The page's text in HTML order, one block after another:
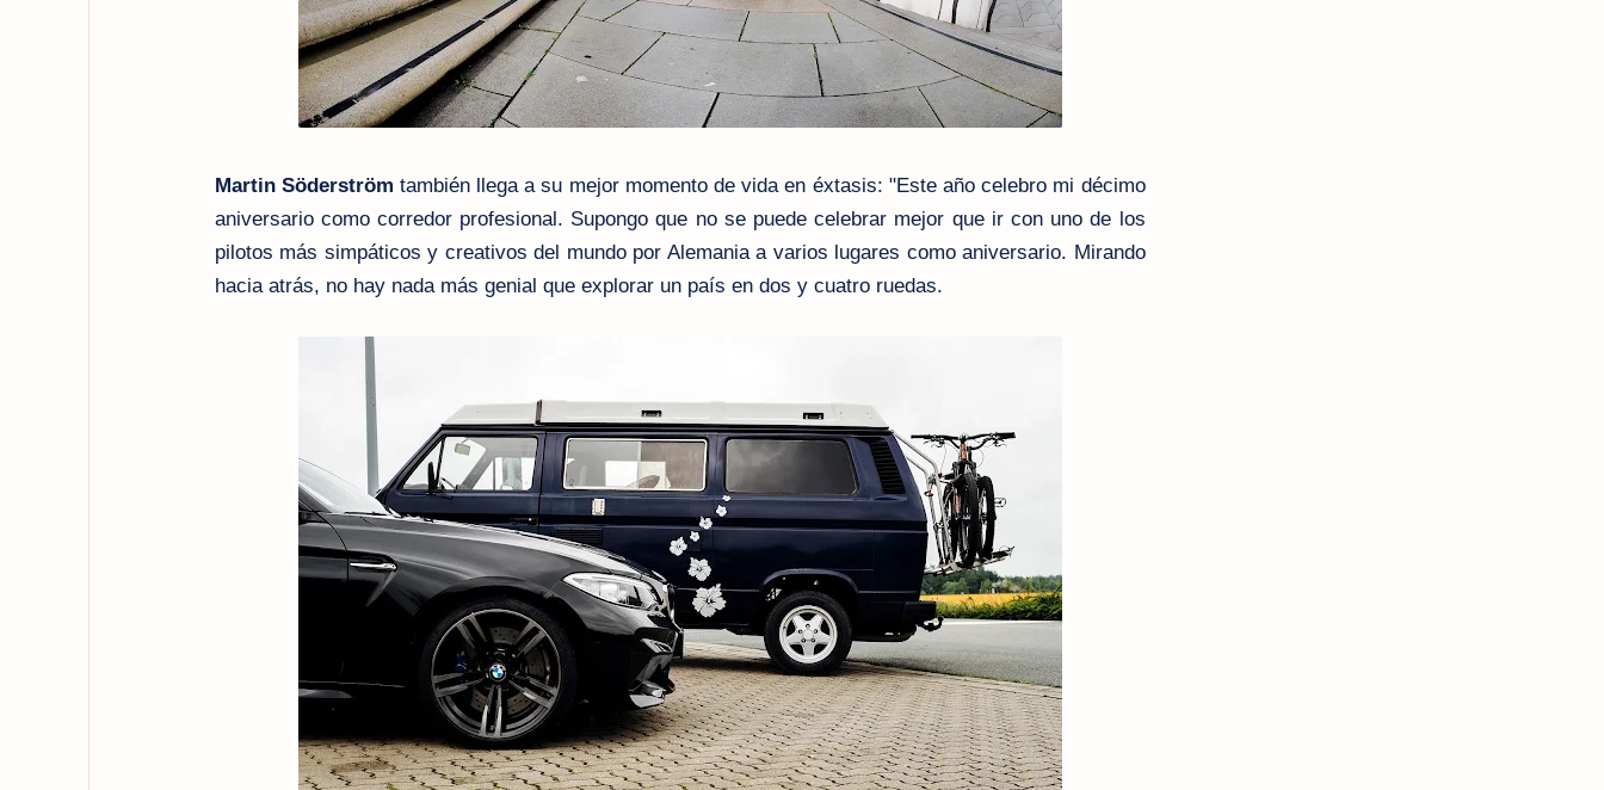
Martin Söderström también llega a su mejor momento de vida en éxtasis: "Este año celebro mi décimo
aniversario como corredor profesional. Supongo que no se puede celebrar mejor que ir con uno de los
pilotos más simpáticos y creativos del mundo por Alemania a varios lugares como aniversario. Mirando
hacia atrás, no hay nada más genial que explorar un país en dos y cuatro ruedas.